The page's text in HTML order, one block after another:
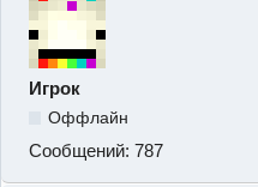
Игрок
Оффлайн
Сообщений: 787